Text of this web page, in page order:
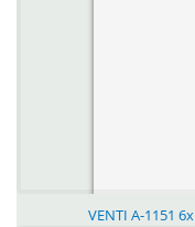
VENTI А-1151